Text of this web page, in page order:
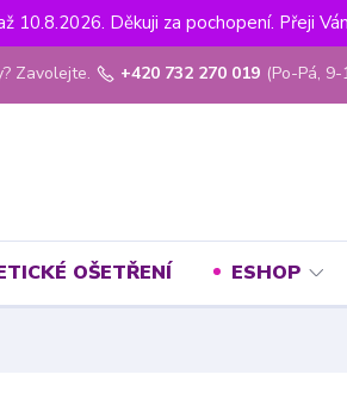
Děkuji za pochopení. Přeji
Zavolejte. +420 732 270 019 (Po-Pá,
OŠETŘENÍ ESHOP